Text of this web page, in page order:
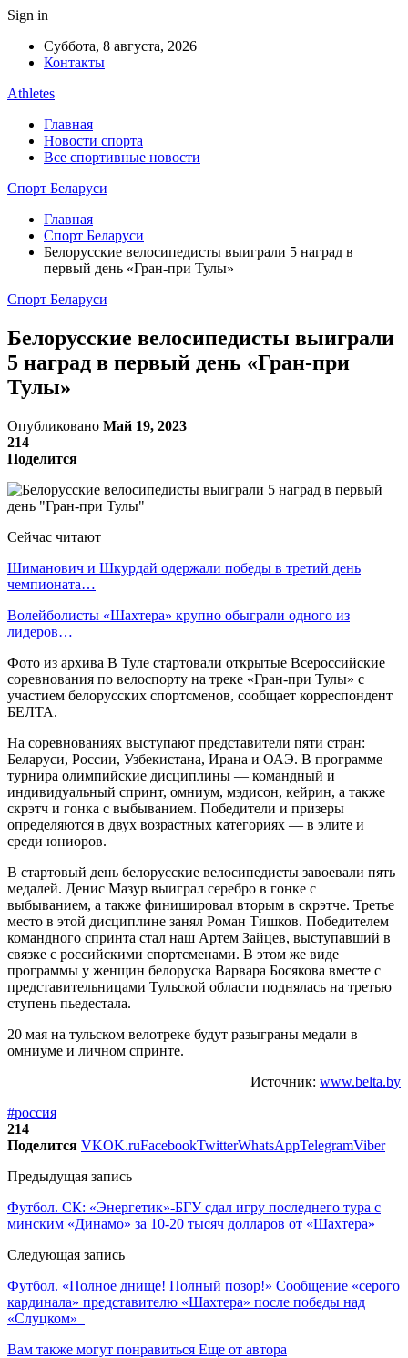
Sign in
Суббота, 8 августа, 2026
Контакты
Athletes
Главная
Новости спорта
Все спортивные новости
Спорт Беларуси
Главная
Спорт Беларуси
Белорусские велосипедисты выиграли 5 наград в
первый день «Гран-при Тулы»
Спорт Беларуси
Белорусские велосипедисты выиграли
5 наград в первый день «Гран-при
Тулы»
Опубликовано Май 19, 2023
214
Поделится
Сейчас читают
Шиманович и Шкурдай одержали победы в третий день
чемпионата…
Волейболисты «Шахтера» крупно обыграли одного из
лидеров…
Фото из архива В Туле стартовали открытые Всероссийские
соревнования по велоспорту на треке «Гран-при Тулы» с
участием белорусских спортсменов, сообщает корреспондент
БЕЛТА.
На соревнованиях выступают представители пяти стран:
Беларуси, России, Узбекистана, Ирана и ОАЭ. В программе
турнира олимпийские дисциплины — командный и
индивидуальный спринт, омниум, мэдисон, кейрин, а также
скрэтч и гонка с выбыванием. Победители и призеры
определяются в двух возрастных категориях — в элите и
среди юниоров.
В стартовый день белорусские велосипедисты завоевали пять
медалей. Денис Мазур выиграл серебро в гонке с
выбыванием, а также финишировал вторым в скрэтче. Третье
место в этой дисциплине занял Роман Тишков. Победителем
командного спринта стал наш Артем Зайцев, выступавший в
связке с российскими спортсменами. В этом же виде
программы у женщин белоруска Варвара Босякова вместе с
представительницами Тульской области поднялась на третью
ступень пьедестала.
20 мая на тульском велотреке будут разыграны медали в
омниуме и личном спринте.
Источник: www.belta.by
#россия
214
Поделится VKOK.ruFacebookTwitterWhatsAppTelegramViber
Предыдущая запись
Футбол. СК: «Энергетик»-БГУ сдал игру последнего тура с
минским «Динамо» за 10-20 тысяч долларов от «Шахтера»
Следующая запись
Футбол. «Полное днище! Полный позор!» Сообщение «серого
кардинала» представителю «Шахтера» после победы над
«Слуцком»
Вам также могут понравиться Еще от автора